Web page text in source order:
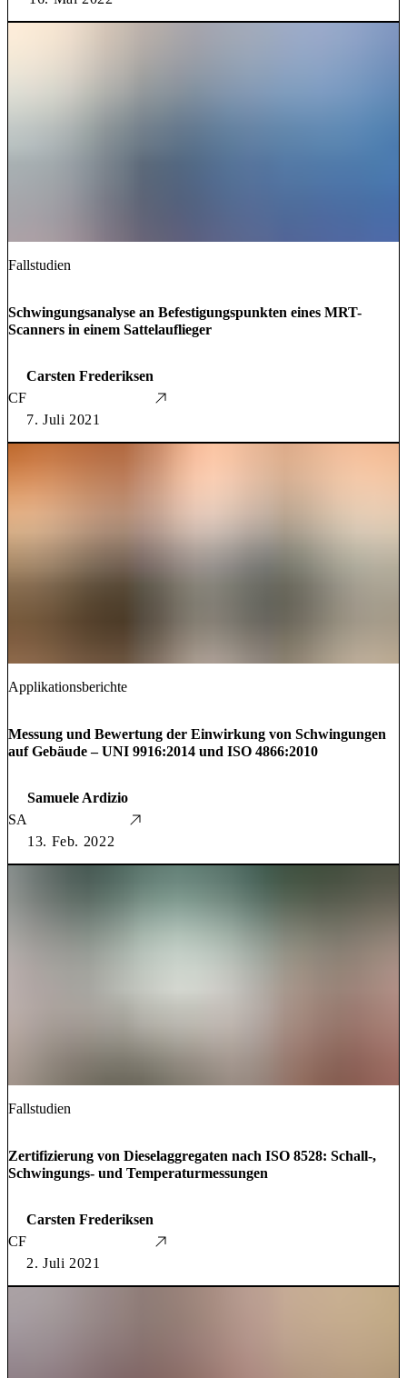
Fallstudien
Schwingungsanalyse an Befestigungspunkten eines MRT-
Scanners in einem Sattelauflieger
CF
Carsten Frederiksen
7. Juli 2021
Applikationsberichte
Messung und Bewertung der Einwirkung von Schwingungen
auf Gebäude – UNI 9916:2014 und ISO 4866:2010
SA
Samuele Ardizio
13. Feb. 2022
Fallstudien
Zertifizierung von Dieselaggregaten nach ISO 8528: Schall-,
Schwingungs- und Temperaturmessungen
CF
Carsten Frederiksen
2. Juli 2021